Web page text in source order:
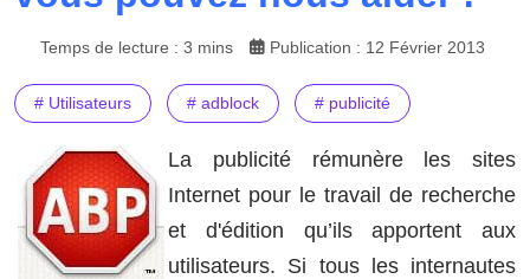
Temps de lecture : 3 mins Publication : 12 Février 2013
# Utilisateurs # adblock # publicité
La publicité rémunère les sites
Internet pour le travail de recherche
et d'édition qu’ils apportent aux
utilisateurs. Si tous les internautes